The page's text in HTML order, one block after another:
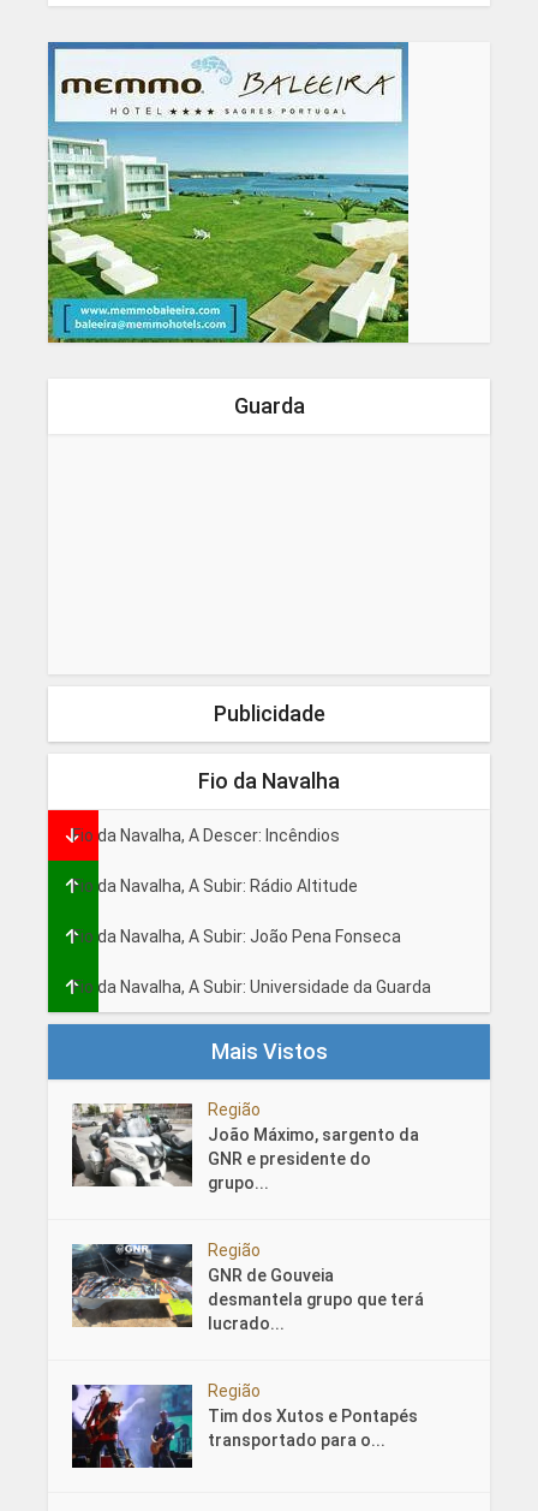
Guarda
Publicidade
Fio da Navalha
Fio da Navalha, A Descer: Incêndios
Fio da Navalha, A Subir: Rádio Altitude
Fio da Navalha, A Subir: João Pena Fonseca
Fio da Navalha, A Subir: Universidade da Guarda
Mais Vistos
Região
João Máximo, sargento da
GNR e presidente do
grupo...
Região
GNR de Gouveia
desmantela grupo que terá
lucrado...
Região
Tim dos Xutos e Pontapés
transportado para o...